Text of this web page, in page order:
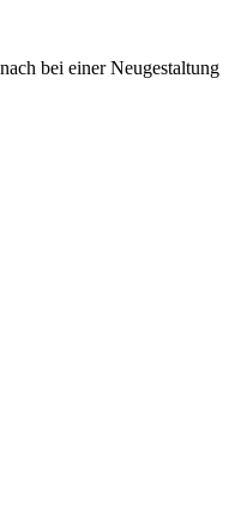
bei einer Neugestaltung